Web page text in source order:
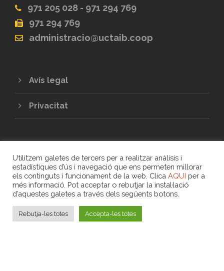
971 205 028 - 971 294 769
971 294 769
administracio@uctaib.coop
Avís legal
Privacitat
COPYRIGHT 2020 - UNIÓ DE COOPERATIVES
DE TREBALL ASSOCIAT DE LES ILLES
BALEARS
Utilitzem galetes de tercers per a realitzar anàlisis i
estadístiques d’ús i navegació que ens permeten millorar
els continguts i funcionament de la web. Clica AQUI per a
més informació. Pot acceptar o rebutjar la instal·lació
d’aquestes galetes a través dels següents botons.
Rebutja-les totes Accepta-les totes